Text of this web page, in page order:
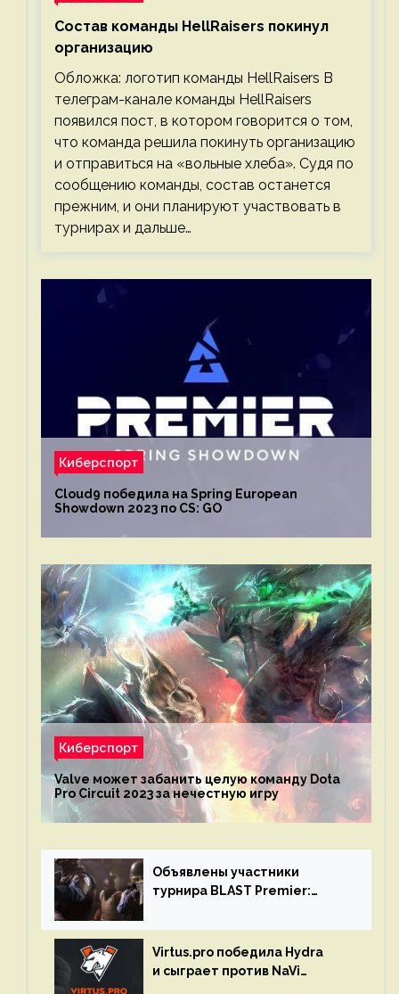
Состав команды HellRaisers покинул
организацию
Обложка: логотип команды HellRaisers В
телеграм-канале команды HellRaisers
появился пост, в котором говорится о том,
что команда решила покинуть организацию
и отправиться на «вольные хлеба». Судя по
сообщению команды, состав останется
прежним, и они планируют участвовать в
турнирах и дальше…
Киберспорт
Cloud9 победила на Spring European
Showdown 2023 по CS: GO
Киберспорт
Valve может забанить целую команду Dota
Pro Circuit 2023 за нечестную игру
Объявлены участники
турнира BLAST Premier:
Virtus.pro победила Hydra
и сыграет против NaVi